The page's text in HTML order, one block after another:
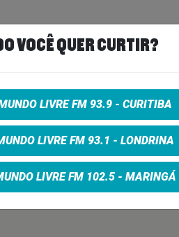
VOCÊ QUER CURTIR?
LIVRE FM 93.9 - CURITIBA
LIVRE FM 93.1 - LONDRINA
LIVRE FM 102.5 - MARINGÁ